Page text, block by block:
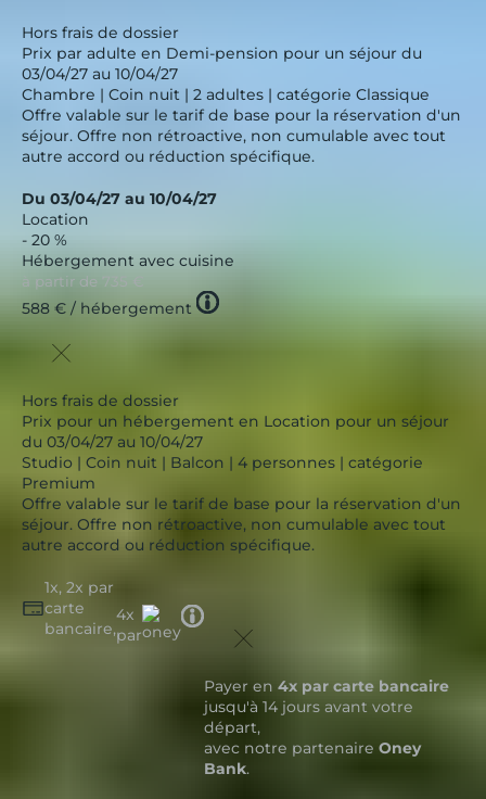
Hors frais de dossier
Prix par adulte en Demi-pension pour un séjour du
03/04/27 au 10/04/27
Chambre | Coin nuit | 2 adultes | catégorie Classique
Offre valable sur le tarif de base pour la réservation d'un
séjour. Offre non rétroactive, non cumulable avec tout
autre accord ou réduction spécifique.
Du 03/04/27 au 10/04/27
Location
- 20 %
Hébergement avec cuisine
à partir de 735 €
588 € / hébergement Tooltip
icon
Hors frais de dossier
Prix pour un hébergement en Location pour un séjour
du 03/04/27 au 10/04/27
Studio | Coin nuit | Balcon | 4 personnes | catégorie
Premium
Offre valable sur le tarif de base pour la réservation d'un
séjour. Offre non rétroactive, non cumulable avec tout
autre accord ou réduction spécifique.
1x, 2x par
carte
bancaire,
4x
par
Tooltip
icon
Payer en 4x par carte bancaire
jusqu'à 14 jours avant votre
départ,
avec notre partenaire Oney
Bank.